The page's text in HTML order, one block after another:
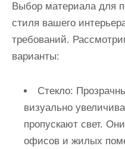
Выбор материала для
стиля вашего
требований.
варианты:
Стекло:
визуально
пропускают свет.
офисов и жилых